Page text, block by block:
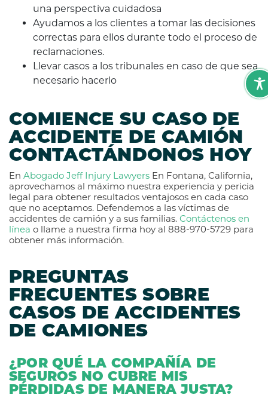
una perspectiva cuidadosa
Ayudamos a los clientes a tomar las decisiones
correctas para ellos durante todo el proceso de
reclamaciones.
Llevar casos a los tribunales en caso de que sea
necesario hacerlo
COMIENCE SU CASO DE
ACCIDENTE DE CAMIÓN
CONTACTÁNDONOS HOY
En Abogado Jeff Injury Lawyers En Fontana, California,
aprovechamos al máximo nuestra experiencia y pericia
legal para obtener resultados ventajosos en cada caso
que no aceptamos. Defendemos a las víctimas de
accidentes de camión y a sus familias. Contáctenos en
línea o llame a nuestra firma hoy al 888-970-5729 para
obtener más información.
PREGUNTAS
FRECUENTES SOBRE
CASOS DE ACCIDENTES
DE CAMIONES
¿POR QUÉ LA COMPAÑÍA DE
SEGUROS NO CUBRE MIS
PÉRDIDAS DE MANERA JUSTA?